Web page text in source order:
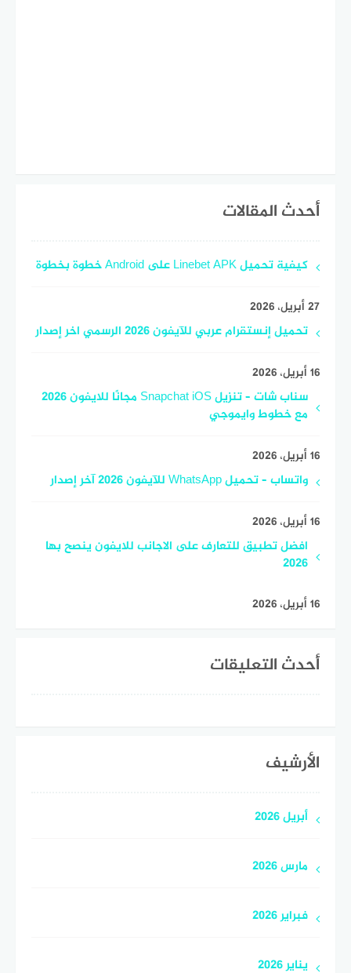
أحدث المقالات
كيفية تحميل Linebet APK على Android خطوة بخطوة
27 أبريل، 2026
تحميل إنستقرام عربي للآيفون 2026 الرسمي اخر إصدار
16 أبريل، 2026
سناب شات – تنزيل Snapchat iOS مجانًا للايفون 2026
مع خطوط وايموجي
16 أبريل، 2026
واتساب – تحميل WhatsApp للآيفون 2026 آخر إصدار
16 أبريل، 2026
افضل تطبيق للتعارف على الاجانب للايفون ينصح بها
2026
16 أبريل، 2026
أحدث التعليقات
الأرشيف
أبريل 2026
مارس 2026
فبراير 2026
يناير 2026